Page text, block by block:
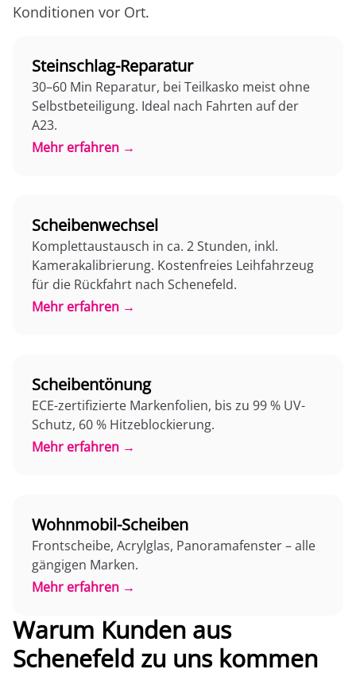
Konditionen vor Ort.
Steinschlag-Reparatur
30–60 Min Reparatur, bei Teilkasko meist ohne
Selbstbeteiligung. Ideal nach Fahrten auf der
A23.
Mehr erfahren →
Scheibenwechsel
Komplettaustausch in ca. 2 Stunden, inkl.
Kamerakalibrierung. Kostenfreies Leihfahrzeug
für die Rückfahrt nach Schenefeld.
Mehr erfahren →
Scheibentönung
ECE-zertifizierte Markenfolien, bis zu 99 % UV-
Schutz, 60 % Hitzeblockierung.
Mehr erfahren →
Wohnmobil-Scheiben
Frontscheibe, Acrylglas, Panoramafenster – alle
gängigen Marken.
Mehr erfahren →
Warum Kunden aus
Schenefeld zu uns kommen